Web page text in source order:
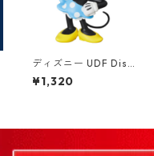
ディズニー UDF Disn
ey ミニーマウス（ク
ラシック） フィギュア
¥1,320